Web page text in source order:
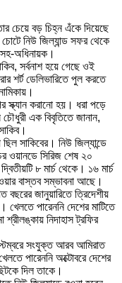
চেয়ে বড় চিহ্ন এঁকে দিয়েছে
নিউ জিল্যান্ড সফর থেকে
সহ-অধিনায়ক।
সর্বনাশ হয়ে গেছে ওই
শর্ট ডেলিভারিতে পুল করতে
স্ক্যান করানো হয়। ধরা পড়ে
চৌধুরী এক বিবৃতিতে জানান,
ছিল সাকিবের। নিউ জিল্যান্ডে
ওয়ানডে সিরিজ শেষ ২০
৮ মার্চ থেকে। ১৬ মার্চ
বাস্তব সম্ভাবনা আছে।
জানুয়ারিতে ত্রিদেশীয়
খেলতে পারেননি দেশের মাটিতে
শ্রীলঙ্কায় নিদাহাস ট্রফির
সংযুক্ত আরব আমিরাত
পারেননি অক্টোবরে দেশের
দিল তাকে।